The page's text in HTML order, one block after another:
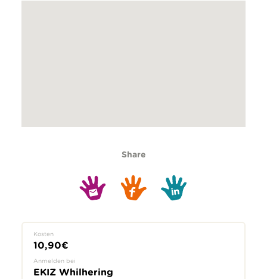
Share
Kosten
10,90€
Anmelden bei
EKIZ Whilhering